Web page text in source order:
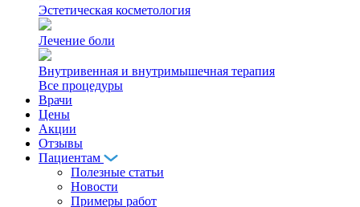
Эстетическая косметология
Лечение боли
Внутривенная и внутримышечная терапия
Все процедуры
Врачи
Цены
Акции
Отзывы
Пациентам
Полезные статьи
Новости
Примеры работ